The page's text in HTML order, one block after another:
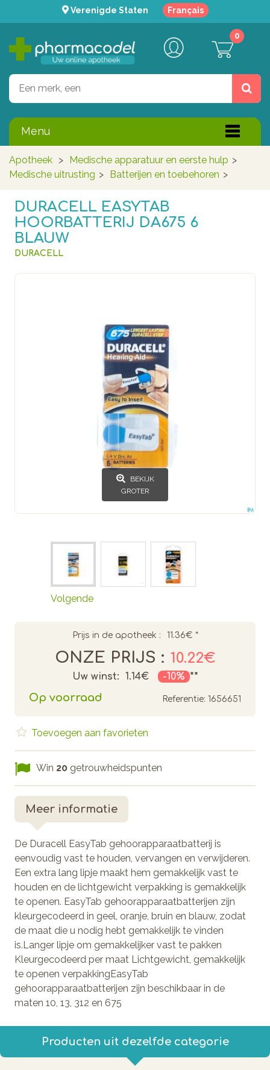
Verenigde Staten Français
0
Menu
Apotheek > Medische apparatuur en eerste hulp >
Medische uitrusting > Batterijen en toebehoren >
DURACELL EASYTAB
HOORBATTERIJ DA675 6
BLAUW
DURACELL
BEKIJK
GROTER
Volgende
Prijs in de apotheek : 11.36€ *
ONZE PRIJS : 10.22€
Uw winst: 1.14€ -10% **
Op voorraad Referentie: 1656651
Toevoegen aan favorieten
Win 20 getrouwheidspunten
Meer informatie
De Duracell EasyTab gehoorapparaatbatterij is
eenvoudig vast te houden, vervangen en verwijderen.
Een extra lang lipje maakt hem gemakkelijk vast te
houden en de lichtgewicht verpakking is gemakkelijk
te openen. EasyTab gehoorapparaatbatterijen zijn
kleurgecodeerd in geel, oranje, bruin en blauw, zodat
de maat die u nodig hebt gemakkelijk te vinden
is.Langer lipje om gemakkelijker vast te pakken
Kleurgecodeerd per maat Lichtgewicht, gemakkelijk
te openen verpakkingEasyTab
gehoorapparaatbatterijen zijn beschikbaar in de
maten 10, 13, 312 en 675
Producten uit dezelfde categorie